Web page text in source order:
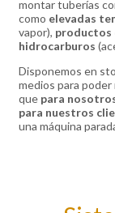
montar tuberías
como elevadas
vapor), productos
hidrocarburos
Disponemos en
medios para
que para
para nuestros
una máquina